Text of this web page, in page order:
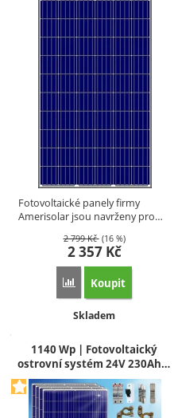
Fotovoltaické panely firmy
Amerisolar jsou navrženy pro…
2 799Kč (16 %)
2 357 Kč
Porovnat
Koupit
Dostupnost:
Skladem
1140 Wp | Fotovoltaický
ostrovní systém 24V 230Ah…